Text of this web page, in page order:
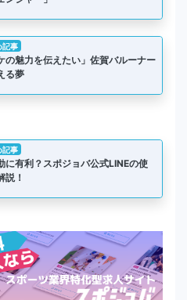
記事
の魅力を伝えたい」佐賀バルーナー
る夢
記事
に有利？スポジョバ公式LINEの使
説！